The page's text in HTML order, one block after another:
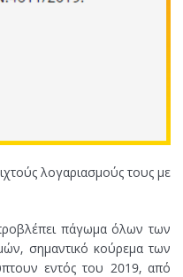
λογαριασμούς τους με
πάγωμα όλων των
σημαντικό κούρεμα των
εντός του 2019, από